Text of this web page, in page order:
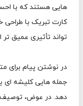
هایی هستند که با
کارت تبریک با
تواند تأثیری عمیق
در نوشتن پیام برای
جمله هایی کلیشه ای
دهد. در عوض،